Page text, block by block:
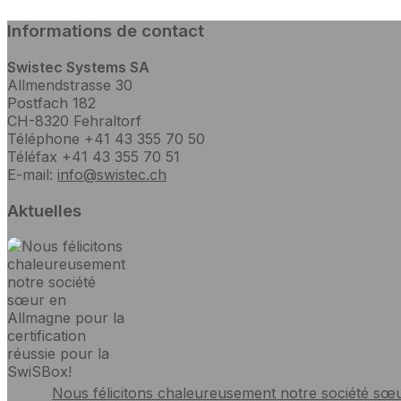
Informations de contact
Swistec Systems SA
Allmendstrasse 30
Postfach 182
CH-8320 Fehraltorf
Téléphone +41 43 355 70 50
Téléfax +41 43 355 70 51
E-mail: info@swistec.ch
Aktuelles
Nous félicitons chaleureusement notre société